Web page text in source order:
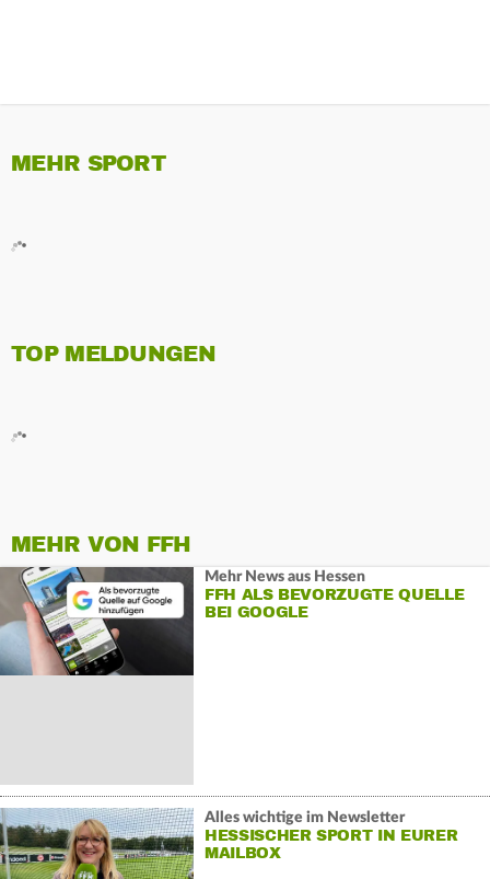
MEHR SPORT
TOP MELDUNGEN
MEHR VON FFH
Mehr News aus Hessen
FFH ALS BEVORZUGTE QUELLE
BEI GOOGLE
Alles wichtige im Newsletter
HESSISCHER SPORT IN EURER
MAILBOX